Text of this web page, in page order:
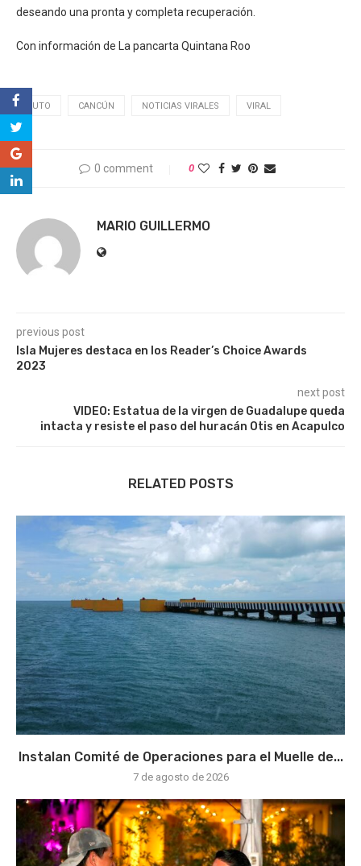
deseando una pronta y completa recuperación.
Con información de La pancarta Quintana Roo
AUTO CANCÚN NOTICIAS VIRALES VIRAL
0 comment 0
MARIO GUILLERMO
previous post
Isla Mujeres destaca en los Reader’s Choice Awards
2023
next post
VIDEO: Estatua de la virgen de Guadalupe queda
intacta y resiste el paso del huracán Otis en Acapulco
RELATED POSTS
Instalan Comité de Operaciones para el Muelle de...
7 de agosto de 2026